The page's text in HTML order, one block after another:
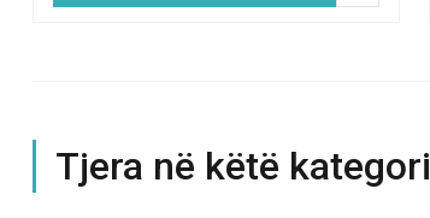
Tjera në këtë kategori